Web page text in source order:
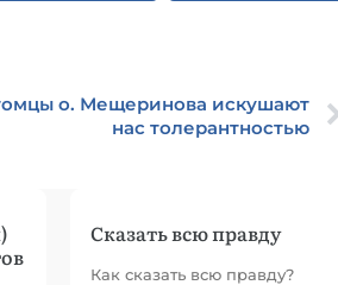
о. Мещеринова искушают
нас толерантностью
Сказать всю правду
Как сказать всю правду?